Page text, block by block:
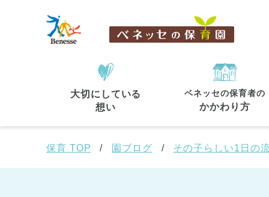
大切にしている
想い
ベネッセの保育者の
かかわり方
住所・駅名 から探す
保育 TOP 園ブログ その子らしい1日の